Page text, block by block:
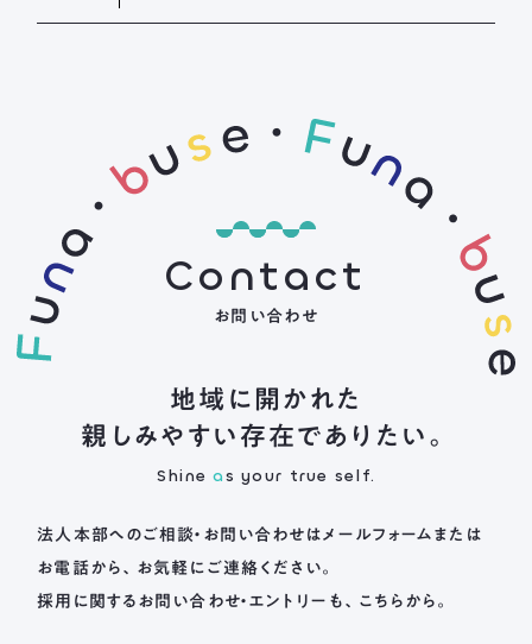
Contact
お問い合わせ
地域に開かれた
親しみやすい存在でありたい。
Shineas your true self.
法人本部へのご相談・お問い合わせは メールフォームまたは
お電話から、お気軽にご連絡ください。
採用に関するお問い合わせ・エントリーも、こちらから。